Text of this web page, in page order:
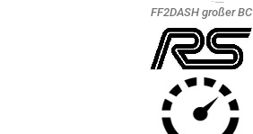
FF2DASH großer BC